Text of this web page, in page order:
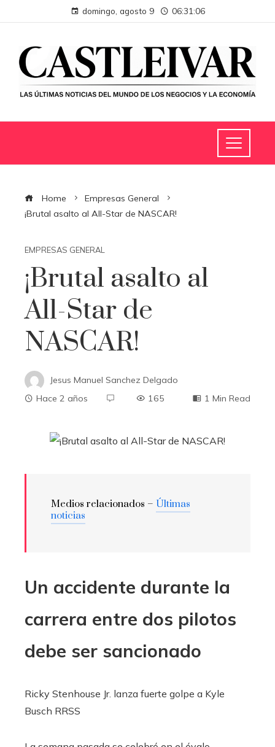
domingo, agosto 9 06:31:07
Home
Empresas General
¡Brutal asalto al All-Star de NASCAR!
EMPRESAS GENERAL
¡Brutal asalto al
All-Star de
NASCAR!
Jesus Manuel Sanchez Delgado
Hace 2 años
165 1 Min Read
Medios relacionados – Últimas
noticias
Un accidente durante la
carrera entre dos pilotos
debe ser sancionado
Ricky Stenhouse Jr. lanza fuerte golpe a Kyle
Busch RRSS